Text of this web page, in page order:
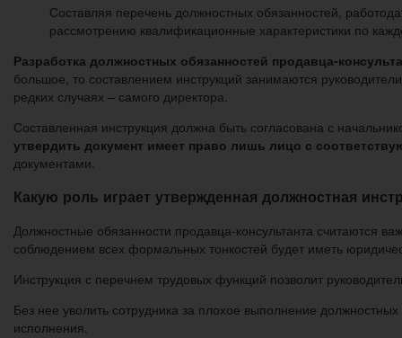
Составляя перечень должностных обязанностей,
рассмотрению квалификационные характеристики по
Разработка должностных обязанностей продавца-
большое, то составлением инструкций занимаются
редких случаях – самого директора.
Составленная инструкция должна быть согласована с
утвердить документ имеет право лишь лицо с
документами.
Какую роль играет утвержденная должностная
Должностные обязанности продавца-консультанта считаются
соблюдением всех формальных тонкостей будет иметь
Инструкция с перечнем трудовых функций позволит
Без нее уволить сотрудника за плохое выполнение
исполнения.